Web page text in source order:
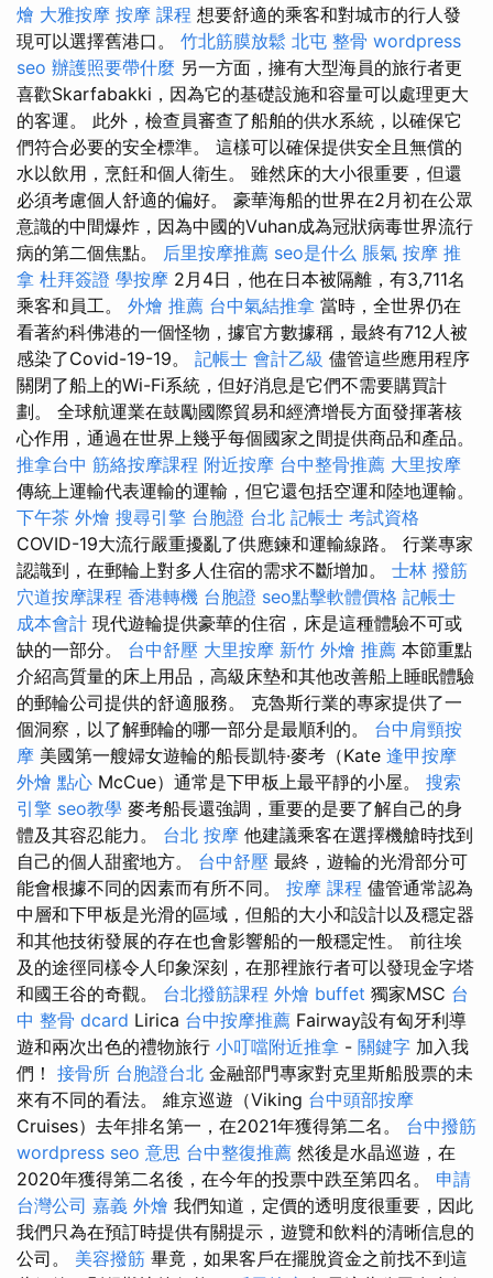
燴 大雅按摩 按摩 課程 想要舒適的乘客和對城市的行人發
現可以選擇舊港口。 竹北筋膜放鬆 北屯 整骨 wordpress
seo 辦護照要帶什麼 另一方面，擁有大型海員的旅行者更
喜歡Skarfabakki，因為它的基礎設施和容量可以處理更大
的客運。 此外，檢查員審查了船舶的供水系統，以確保它
們符合必要的安全標準。 這樣可以確保提供安全且無償的
水以飲用，烹飪和個人衛生。 雖然床的大小很重要，但還
必須考慮個人舒適的偏好。 豪華海船的世界在2月初在公眾
意識的中間爆炸，因為中國的Vuhan成為冠狀病毒世界流行
病的第二個焦點。 后里按摩推薦 seo是什么 脹氣 按摩 推
拿 杜拜簽證 學按摩 2月4日，他在日本被隔離，有3,711名
乘客和員工。 外燴 推薦 台中氣結推拿 當時，全世界仍在
看著約科佛港的一個怪物，據官方數據稱，最終有712人被
感染了Covid-19-19。 記帳士 會計乙級 儘管這些應用程序
關閉了船上的Wi-Fi系統，但好消息是它們不需要購買計
劃。 全球航運業在鼓勵國際貿易和經濟增長方面發揮著核
心作用，通過在世界上幾乎每個國家之間提供商品和產品。
推拿台中 筋絡按摩課程 附近按摩 台中整骨推薦 大里按摩
傳統上運輸代表運輸的運輸，但它還包括空運和陸地運輸。
下午茶 外燴 搜尋引擎 台胞證 台北 記帳士 考試資格
COVID-19大流行嚴重擾亂了供應鍊和運輸線路。 行業專家
認識到，在郵輪上對多人住宿的需求不斷增加。 士林 撥筋
穴道按摩課程 香港轉機 台胞證 seo點擊軟體價格 記帳士
成本會計 現代遊輪提供豪華的住宿，床是這種體驗不可或
缺的一部分。 台中舒壓 大里按摩 新竹 外燴 推薦 本節重點
介紹高質量的床上用品，高級床墊和其他改善船上睡眠體驗
的郵輪公司提供的舒適服務。 克魯斯行業的專家提供了一
個洞察，以了解郵輪的哪一部分是最順利的。 台中肩頸按
摩 美國第一艘婦女遊輪的船長凱特·麥考（Kate 逢甲按摩
外燴 點心 McCue）通常是下甲板上最平靜的小屋。 搜索
引擎 seo教學 麥考船長還強調，重要的是要了解自己的身
體及其容忍能力。 台北 按摩 他建議乘客在選擇機艙時找到
自己的個人甜蜜地方。 台中舒壓 最終，遊輪的光滑部分可
能會根據不同的因素而有所不同。 按摩 課程 儘管通常認為
中層和下甲板是光滑的區域，但船的大小和設計以及穩定器
和其他技術發展的存在也會影響船的一般穩定性。 前往埃
及的途徑同樣令人印象深刻，在那裡旅行者可以發現金字塔
和國王谷的奇觀。 台北撥筋課程 外燴 buffet 獨家MSC 台
中 整骨 dcard Lirica 台中按摩推薦 Fairway設有匈牙利導
遊和兩次出色的禮物旅行 小叮噹附近推拿 - 關鍵字 加入我
們！ 接骨所 台胞證台北 金融部門專家對克里斯船股票的未
來有不同的看法。 維京巡遊（Viking 台中頭部按摩
Cruises）去年排名第一，在2021年獲得第二名。 台中撥筋
wordpress seo 意思 台中整復推薦 然後是水晶巡遊，在
2020年獲得第二名後，在今年的投票中跌至第四名。 申請
台灣公司 嘉義 外燴 我們知道，定價的透明度很重要，因此
我們只為在預訂時提供有關提示，遊覽和飲料的清晰信息的
公司。 美容撥筋 畢竟，如果客戶在擺脫資金之前找不到這